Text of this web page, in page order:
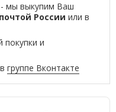
- мы выкупим Ваш
почтой России или в
покупки и
вгруппе Вконтакте